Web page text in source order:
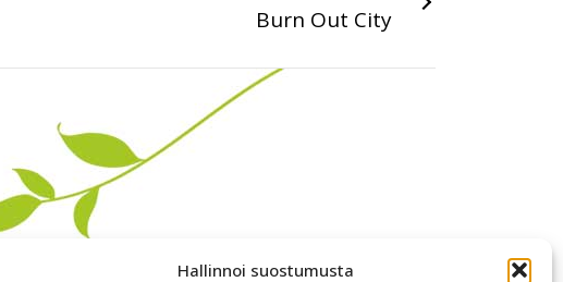
Hallinnoi suostumusta
Burn Out City